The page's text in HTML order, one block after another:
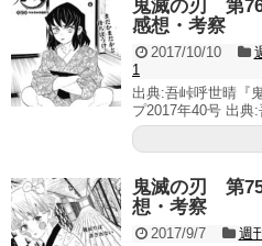
鬼滅の刃 第76
感想・考察
2017/10/10
1
出典:吾峠呼世晴『
プ2017年40号 出典
鬼滅の刃 第
想・考察
2017/9/7 週